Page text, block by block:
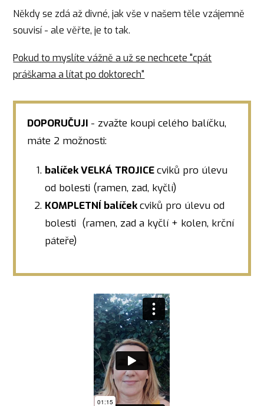
Někdy se zdá až divné, jak vše v našem těle vzájemně
souvisí - ale věřte, je to tak.
Pokud to myslíte vážně a už se nechcete "cpát
práškama a lítat po doktorech"
DOPORUČUJI - zvažte koupi celého balíčku,
máte 2 možnosti:
balíček VELKÁ TROJICEcviků pro úlevu
od bolesti (ramen, zad, kyčlí)
KOMPLETNÍ balíčekcviků pro úlevu od
bolesti (ramen, zad a kyčlí + kolen, krční
páteře)